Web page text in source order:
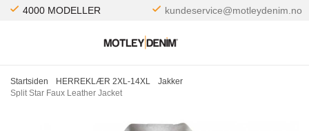
4000 MODELLER kundeservice@motleydenim.no
Startsiden HERREKLÆR 2XL-14XL
Jakker
Split Star Faux Leather Jacket